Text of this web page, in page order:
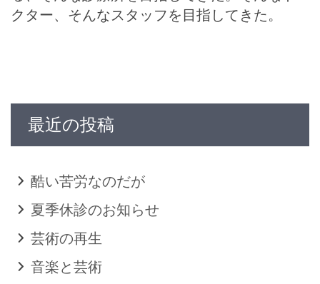
クター、そんなスタッフを目指してきた。
最近の投稿
酷い苦労なのだが
夏季休診のお知らせ
芸術の再生
音楽と芸術